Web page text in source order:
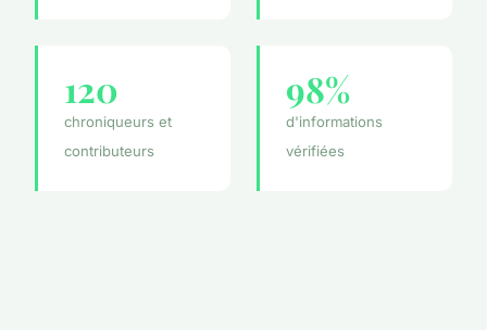
120
chroniqueurs et
contributeurs
98%
d'informations
vérifiées